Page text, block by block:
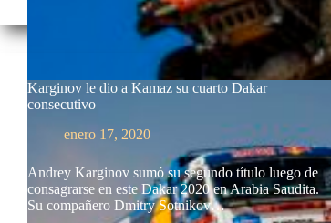
Karginov le dio a Kamaz su cuarto Dakar
consecutivo
enero 17, 2020
Andrey Karginov sumó su segundo título luego de
consagrarse en este Dakar 2020 en Arabia Saudita.
Su compañero Dmitry Sotnikov…